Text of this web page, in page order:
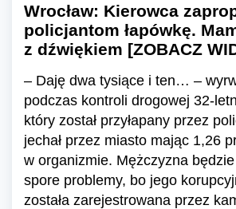
Wrocław: Kierowca
policjantom łapówkę.
z dźwiękiem [ZOBACZ
– Daję dwa tysiące i ten… –
podczas kontroli drogowej 32-
który został przyłapany przez
jechał przez miasto mając 1,26
w organizmie. Mężczyzna będzie
spore problemy, bo jego
została zarejestrowana przez